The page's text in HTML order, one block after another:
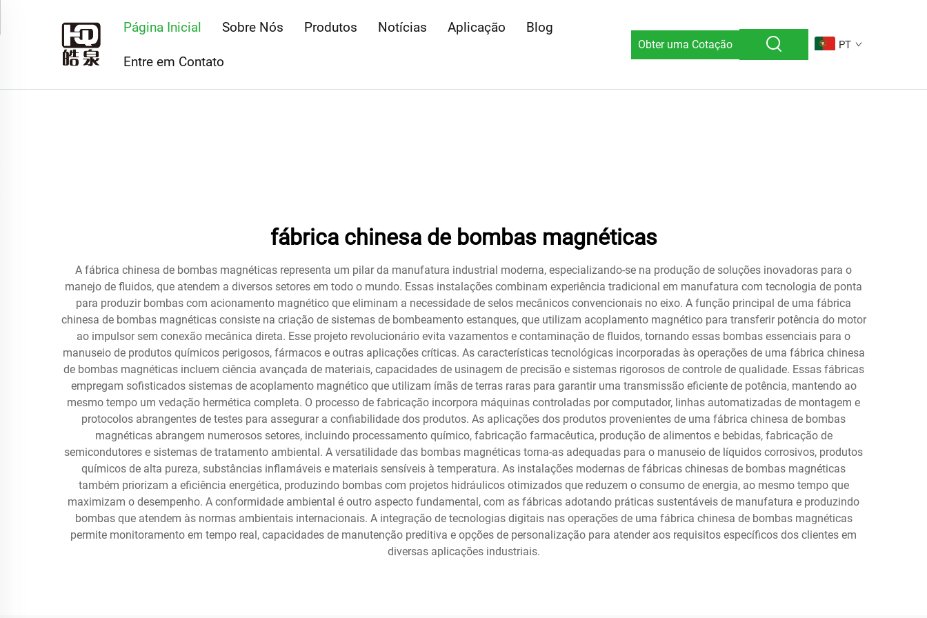
Página Inicial Sobre Nós Produtos Notícias Aplicação Blog
Entre em Contato
Obter uma Cotação PT
fábrica chinesa de bombas magnéticas
A fábrica chinesa de bombas magnéticas representa um pilar da manufatura industrial moderna, especializando-se na produção de soluções inovadoras para o
manejo de fluidos, que atendem a diversos setores em todo o mundo. Essas instalações combinam experiência tradicional em manufatura com tecnologia de ponta
para produzir bombas com acionamento magnético que eliminam a necessidade de selos mecânicos convencionais no eixo. A função principal de uma fábrica
chinesa de bombas magnéticas consiste na criação de sistemas de bombeamento estanques, que utilizam acoplamento magnético para transferir potência do motor
ao impulsor sem conexão mecânica direta. Esse projeto revolucionário evita vazamentos e contaminação de fluidos, tornando essas bombas essenciais para o
manuseio de produtos químicos perigosos, fármacos e outras aplicações críticas. As características tecnológicas incorporadas às operações de uma fábrica chinesa
de bombas magnéticas incluem ciência avançada de materiais, capacidades de usinagem de precisão e sistemas rigorosos de controle de qualidade. Essas fábricas
empregam sofisticados sistemas de acoplamento magnético que utilizam ímãs de terras raras para garantir uma transmissão eficiente de potência, mantendo ao
mesmo tempo um vedação hermética completa. O processo de fabricação incorpora máquinas controladas por computador, linhas automatizadas de montagem e
protocolos abrangentes de testes para assegurar a confiabilidade dos produtos. As aplicações dos produtos provenientes de uma fábrica chinesa de bombas
magnéticas abrangem numerosos setores, incluindo processamento químico, fabricação farmacêutica, produção de alimentos e bebidas, fabricação de
semicondutores e sistemas de tratamento ambiental. A versatilidade das bombas magnéticas torna-as adequadas para o manuseio de líquidos corrosivos, produtos
químicos de alta pureza, substâncias inflamáveis e materiais sensíveis à temperatura. As instalações modernas de fábricas chinesas de bombas magnéticas
também priorizam a eficiência energética, produzindo bombas com projetos hidráulicos otimizados que reduzem o consumo de energia, ao mesmo tempo que
maximizam o desempenho. A conformidade ambiental é outro aspecto fundamental, com as fábricas adotando práticas sustentáveis de manufatura e produzindo
bombas que atendem às normas ambientais internacionais. A integração de tecnologias digitais nas operações de uma fábrica chinesa de bombas magnéticas
permite monitoramento em tempo real, capacidades de manutenção preditiva e opções de personalização para atender aos requisitos específicos dos clientes em
diversas aplicações industriais.